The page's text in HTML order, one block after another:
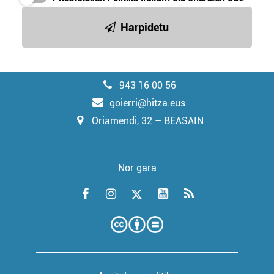
Harpidetu
943 16 00 56
goierri@hitza.eus
Oriamendi, 32 – BEASAIN
Nor gara